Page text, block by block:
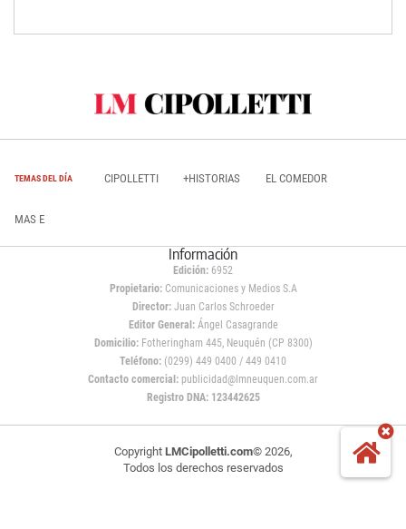
TEMAS DEL DÍA CIPOLLETTI +HISTORIAS EL COMEDOR
MAS E
Información
Edición: 6952
Propietario:Comunicaciones y Medios S.A
Director: Juan Carlos Schroeder
Editor General:Ángel Casagrande
Domicilio:Fotheringham 445, Neuquén (CP 8300)
Teléfono: (0299) 449 0400 / 449 0410
Contacto comercial: publicidad@lmneuquen.com.ar
Registro DNA: 123442625
Copyright LMCipolletti.com© 2026,
Todos los derechos reservados